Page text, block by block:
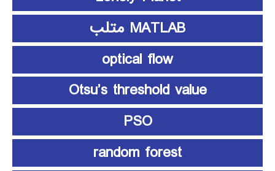
MATLAB متلب
optical flow
Otsu’s threshold value
PSO
random forest